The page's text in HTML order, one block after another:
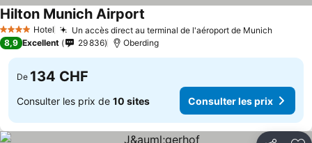
4 Étoiles Hotel Un accès direct au terminal de l'aéroport de Munich
Hilton Munich Airport
8,9 Excellent 29 836 Oberding
De 134 CHF
Consulter les prix de 10 sites Consulter les prix